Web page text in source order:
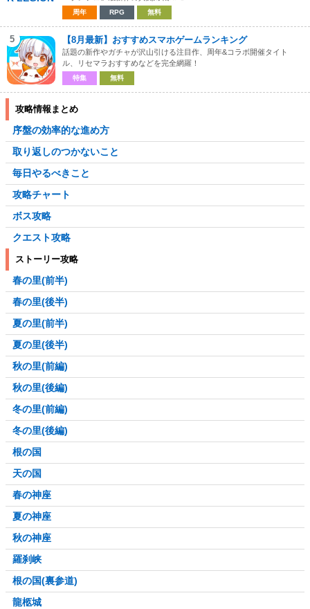
周年 RPG 無料
5 【8月最新】おすすめスマホゲームランキング
話題の新作やガチャが沢山引ける注目作、周年&コラボ開催タイト
ル、リセマラおすすめなどを完全網羅！
特集 無料
攻略情報まとめ
序盤の効率的な進め方
取り返しのつかないこと
毎日やるべきこと
攻略チャート
ボス攻略
クエスト攻略
ストーリー攻略
春の里(前半)
春の里(後半)
夏の里(前半)
夏の里(後半)
秋の里(前編)
秋の里(後編)
冬の里(前編)
冬の里(後編)
根の国
天の国
春の神座
夏の神座
秋の神座
羅刹峡
根の国(裏参道)
龍柩城